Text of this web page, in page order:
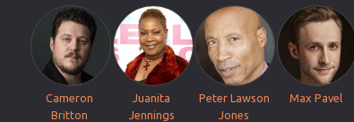
Cameron
Britton
Juanita
Jennings
Peter Lawson
Jones
Max Pavel